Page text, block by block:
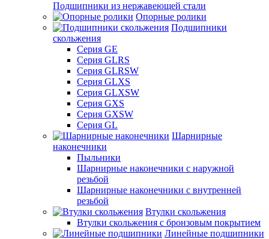
Подшипники из нержавеющей стали
Опорные ролики
Подшипники
скольжения
Серия GE
Серия GLRS
Серия GLRSW
Серия GLXS
Серия GLXSW
Серия GXS
Серия GXSW
Серия GL
Шарнирные
наконечники
Пыльники
Шарнирные наконечники с наружной
резьбой
Шарнирные наконечники с внутренней
резьбой
Втулки скольжения
Втулки скольжения с бронзовым покрытием
Линейные подшипники